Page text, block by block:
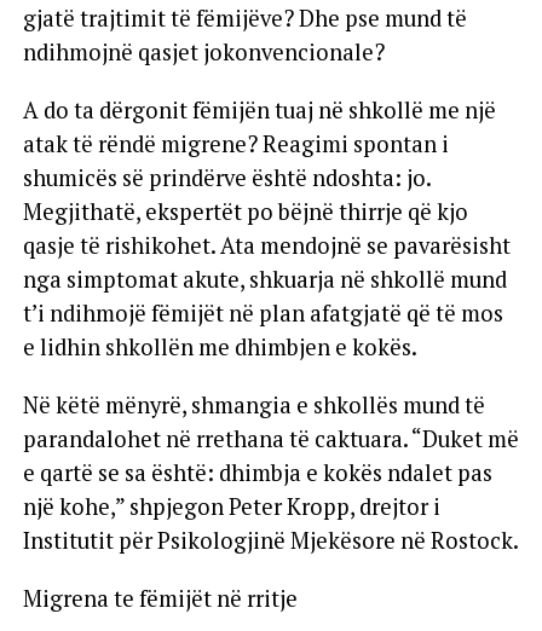
gjatë trajtimit të fëmijëve? Dhe pse mund të
ndihmojnë qasjet jokonvencionale?
A do ta dërgonit fëmijën tuaj në shkollë me një
atak të rëndë migrene? Reagimi spontan i
shumicës së prindërve është ndoshta: jo.
Megjithatë, ekspertët po bëjnë thirrje që kjo
qasje të rishikohet. Ata mendojnë se pavarësisht
nga simptomat akute, shkuarja në shkollë mund
t’i ndihmojë fëmijët në plan afatgjatë që të mos
e lidhin shkollën me dhimbjen e kokës.
Në këtë mënyrë, shmangia e shkollës mund të
parandalohet në rrethana të caktuara. “Duket më
e qartë se sa është: dhimbja e kokës ndalet pas
një kohe,” shpjegon Peter Kropp, drejtor i
Institutit për Psikologjinë Mjekësore në Rostock.
Migrena te fëmijët në rritje